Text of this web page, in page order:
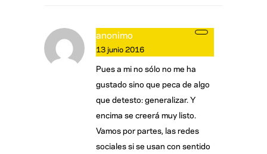
anonimo
13 junio 2016
Pues a mi no sólo no me ha
gustado sino que peca de algo
que detesto: generalizar. Y
encima se creerá muy listo.
Vamos por partes, las redes
sociales si se usan con sentido